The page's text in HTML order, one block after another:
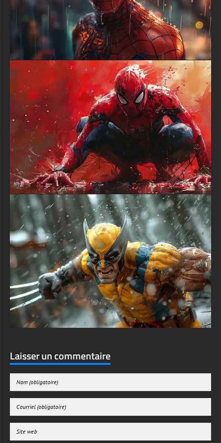
Laisser un commentaire
Enregistrer mon nom, mon e-mail et mon site web dans le navigateur pour mon